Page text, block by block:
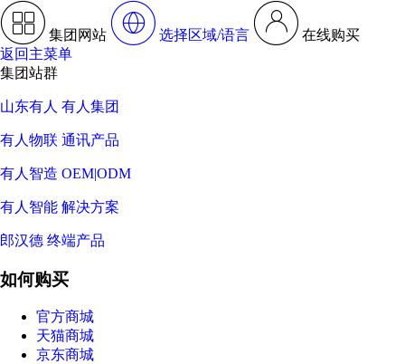
集团网站 选择区域/语言
在线购买
返回主菜单
集团站群
山东有人 有人集团
有人物联 通讯产品
有人智造 OEM|ODM
有人智能 解决方案
郎汉德 终端产品
如何购买
官方商城
天猫商城
京东商城